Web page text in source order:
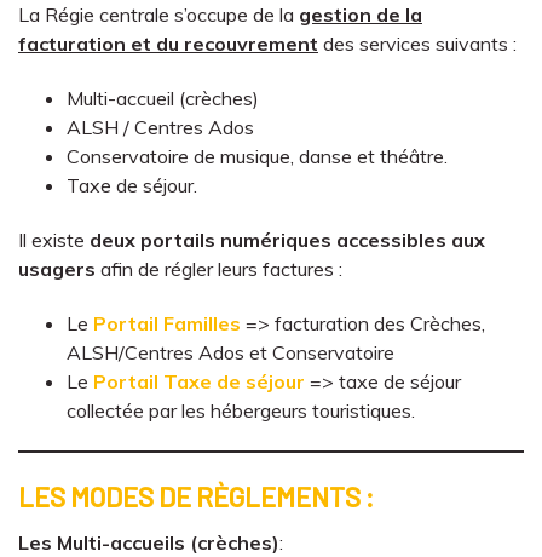
La Régie centrale s’occupe de la gestion de la
facturation et du recouvrement des services suivants :
Multi-accueil (crèches)
ALSH / Centres Ados
Conservatoire de musique, danse et théâtre.
Taxe de séjour.
Il existe deux portails numériques accessibles aux
usagers afin de régler leurs factures :
Le Portail Familles => facturation des Crèches,
ALSH/Centres Ados et Conservatoire
Le Portail Taxe de séjour => taxe de séjour
collectée par les hébergeurs touristiques.
LES MODES DE RÈGLEMENTS :
Les Multi-accueils (crèches):